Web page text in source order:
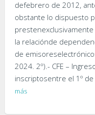
defebrero de 2012,
obstante lo dispuesto
la relaciónde
de
2024. 2º).- CFE –
inscriptosentre el 1º
más